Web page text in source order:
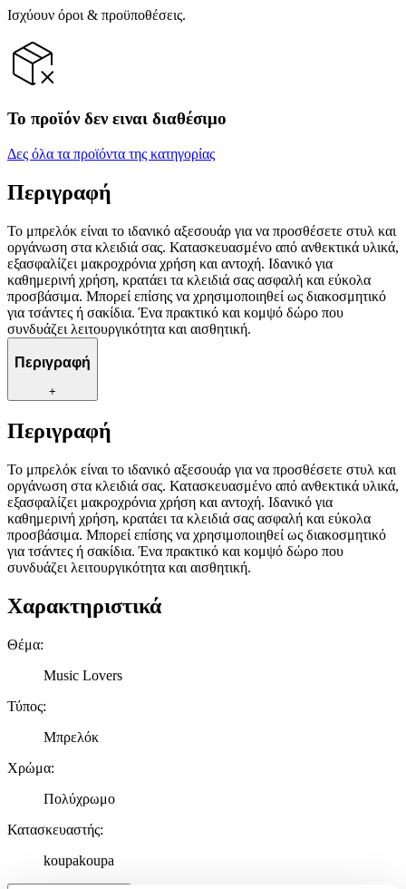
Ισχύουν όροι & προϋποθέσεις.
Το προϊόν δεν ειναι διαθέσιμο
Δες όλα τα προϊόντα της κατηγορίας
Περιγραφή
Το μπρελόκ είναι το ιδανικό αξεσουάρ για να προσθέσετε στυλ και
οργάνωση στα κλειδιά σας. Κατασκευασμένο από ανθεκτικά υλικά,
εξασφαλίζει μακροχρόνια χρήση και αντοχή. Ιδανικό για
καθημερινή χρήση, κρατάει τα κλειδιά σας ασφαλή και εύκολα
προσβάσιμα. Μπορεί επίσης να χρησιμοποιηθεί ως διακοσμητικό
για τσάντες ή σακίδια. Ένα πρακτικό και κομψό δώρο που
συνδυάζει λειτουργικότητα και αισθητική.
Περιγραφή
+
Περιγραφή
Το μπρελόκ είναι το ιδανικό αξεσουάρ για να προσθέσετε στυλ και
οργάνωση στα κλειδιά σας. Κατασκευασμένο από ανθεκτικά υλικά,
εξασφαλίζει μακροχρόνια χρήση και αντοχή. Ιδανικό για
καθημερινή χρήση, κρατάει τα κλειδιά σας ασφαλή και εύκολα
προσβάσιμα. Μπορεί επίσης να χρησιμοποιηθεί ως διακοσμητικό
για τσάντες ή σακίδια. Ένα πρακτικό και κομψό δώρο που
συνδυάζει λειτουργικότητα και αισθητική.
Χαρακτηριστικά
Θέμα:
Music Lovers
Τύπος:
Μπρελόκ
Χρώμα:
Πολύχρωμο
Κατασκευαστής:
koupakoupa